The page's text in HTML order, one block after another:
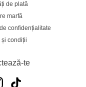
de plată
marfă
confidențialitate
și condiții
te